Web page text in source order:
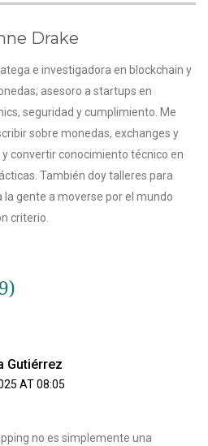
Drake
e investigadora en blockchain y
asesoro a startups en
seguridad y cumplimiento. Me
sobre monedas, exchanges y
y convertir conocimiento técnico en
También doy talleres para
la gente a moverse por el mundo
criterio.
Gutiérrez
AT 08:05
no es simplemente una